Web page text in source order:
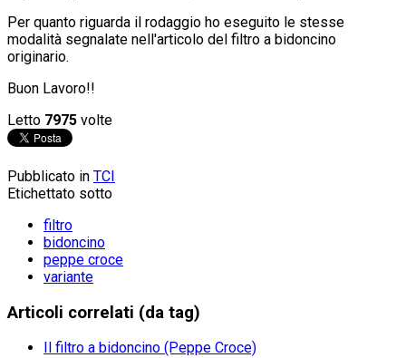
Per quanto riguarda il rodaggio ho eseguito le stesse
modalità segnalate nell'articolo del filtro a bidoncino
originario.
Buon Lavoro!!
Letto 7975 volte
Pubblicato in TCI
Etichettato sotto
filtro
bidoncino
peppe croce
variante
Articoli correlati (da tag)
Il filtro a bidoncino (Peppe Croce)